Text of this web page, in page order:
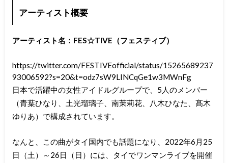
アーティスト概要
アーティスト名：FES☆TIVE（フェスティブ）
https://twitter.com/FESTIVEofficial/status/15265689237
93006592?s=20&t=odz7sW9LINCqGe1w3MWnFg
日本で活躍中の女性アイドルグループで、5人のメンバー
（青葉ひなり、土光瑠璃子、南茉莉花、八木ひなた、髙木
ゆりあ）で構成されています。
なんと、この曲がタイ国内でも話題になり、2022年6月25
日（土）～26日（日）には、タイでワンマンライブを開催